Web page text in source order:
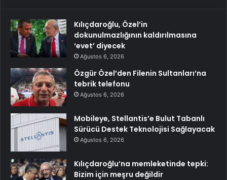
Kılıçdaroğlu, Özel’in
dokunulmazlığının kaldırılmasına
‘evet’ diyecek
Ağustos 6, 2026
Özgür Özel’den Filenin Sultanları’na
tebrik telefonu
Ağustos 6, 2026
Mobileye, Stellantis’e Bulut Tabanlı
Sürücü Destek Teknolojisi Sağlayacak
Ağustos 6, 2026
Kılıçdaroğlu’na memleketinde tepki:
Bizim için meşru değildir